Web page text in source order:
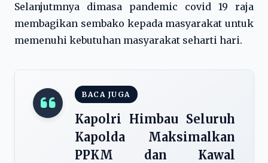
Selanjutmnya dimasa pandemic covid 19 raja
membagikan sembako kepada masyarakat untuk
memenuhi kebutuhan masyarakat seharti hari.
BACA JUGA
Kapolri Himbau Seluruh
Kapolda Maksimalkan
PPKM dan Kawal